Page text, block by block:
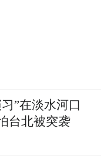
”在淡水河口
台北被突袭